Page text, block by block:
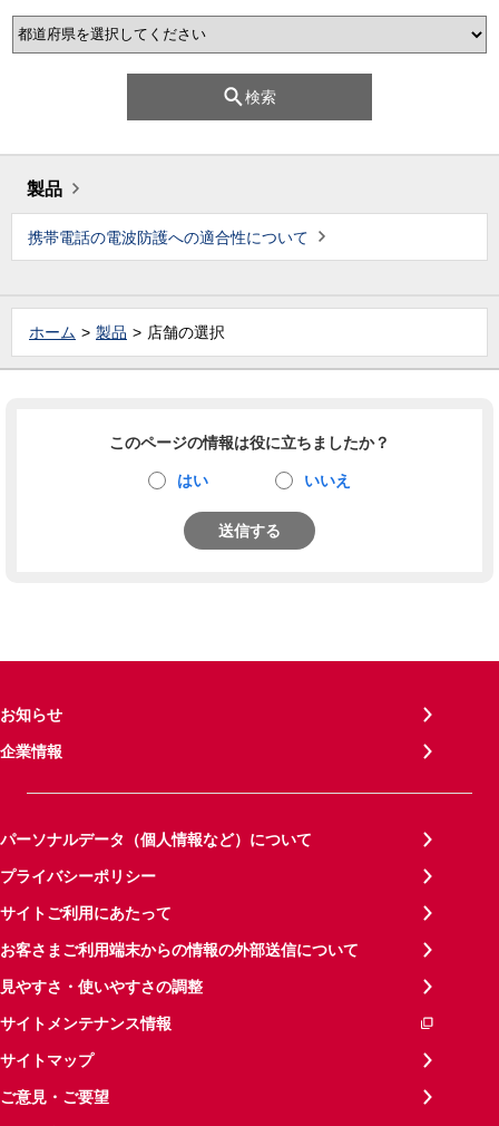
検索
製品
携帯電話の電波防護への適合性について
ホーム 製品 店舗の選択
このページの情報は役に立ちましたか？
はい いいえ
送信する
お知らせ
企業情報
パーソナルデータ（個人情報など）について
プライバシーポリシー
サイトご利用にあたって
お客さまご利用端末からの情報の外部送信について
見やすさ・使いやすさの調整
サイトメンテナンス情報
サイトマップ
ご意見・ご要望